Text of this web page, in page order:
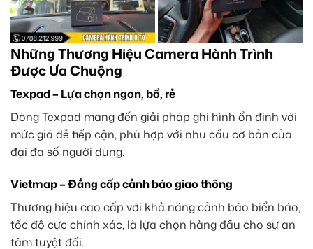
Những Thương Hiệu Camera Hành Trình
Được Ưa Chuộng
Texpad – Lựa chọn ngon, bổ, rẻ
Dòng Texpad mang đến giải pháp ghi hình ổn định với
mức giá dễ tiếp cận, phù hợp với nhu cầu cơ bản của
đại đa số người dùng.
Vietmap – Đẳng cấp cảnh báo giao thông
Thương hiệu cao cấp với khả năng cảnh báo biển báo,
tốc độ cực chính xác, là lựa chọn hàng đầu cho sự an
tâm tuyệt đối.